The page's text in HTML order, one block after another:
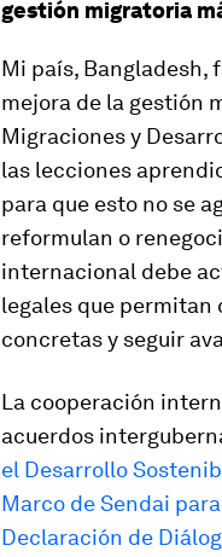
gestión migratoria
Mi país, Bangladesh,
mejora de la gestión
Migraciones y
las lecciones
para que esto no se
reformulan o
internacional debe
legales que permitan
concretas y seguir
La cooperación
acuerdos
el Desarrollo
Marco de Sendai
Declaración de